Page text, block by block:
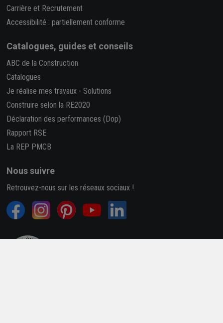
Carrière et Recrutement
Accessibilité : partiellement conforme
Catalogues, guides et conseils
ABC de la Construction
Catalogues
Je réalise mes travaux - Solutions
Construire selon la RE2020
Déclaration des performances (Dop)
Rapport RSE
La REP PMCB
Nous suivre
Retrouvez-nous sur les réseaux sociaux !